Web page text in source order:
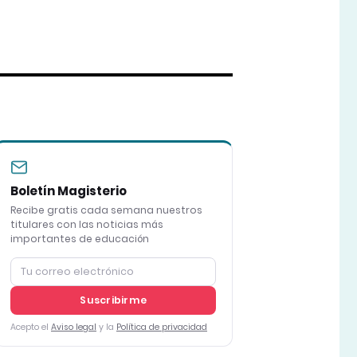
Boletín Magisterio
Recibe gratis cada semana nuestros
titulares con las noticias más
importantes de educación
Suscribirme
Acepto el Aviso legal y la Política de privacidad